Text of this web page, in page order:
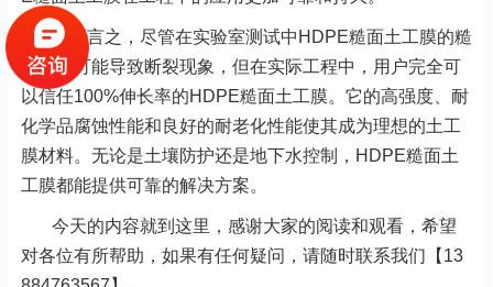
总而言之，尽管在实验室测试中HDPE糙面土工膜的糙
面特性可能导致断裂现象，但在实际工程中，用户完全可
以信任100%伸长率的HDPE糙面土工膜。它的高强度、耐
化学品腐蚀性能和良好的耐老化性能使其成为理想的土工
膜材料。无论是土壤防护还是地下水控制，HDPE糙面土
工膜都能提供可靠的解决方案。
今天的内容就到这里，感谢大家的阅读和观看，希望
对各位有所帮助，如果有任何疑问，请随时联系我们【13